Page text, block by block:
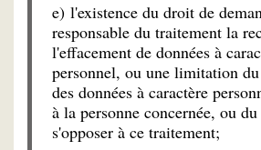
e) l'existence du droit de
responsable du traitement la
l'effacement de données à
personnel, ou une limitation
des données à caractère
à la personne concernée, ou
s'opposer à ce traitement;